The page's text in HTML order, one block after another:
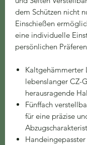
dem Schützen nicht
Einschießen
eine individuelle
persönlichen
Kaltgehämmerter
lebenslanger CZ-
herausragende
Fünffach
für eine präzise